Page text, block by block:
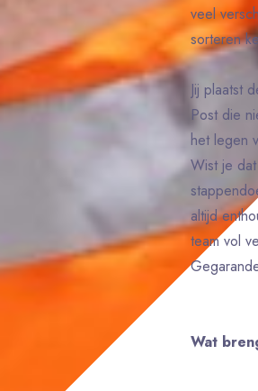
veel
sorteren
Jij plaatst
Post die
het legen
Wist je
altijd
team vol
Wat